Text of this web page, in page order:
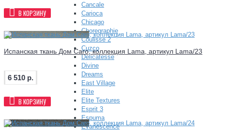
Cancale
Carioca
Chicago
Choregraphie
Coulisse 2
Cuzco
Delicatesse
Divine
Dreams
East Village
Elite
Elite Textures
Esprit 3
Espuma
Evanescence
В КОРЗИНУ
Испанская ткань Дом Caro, коллекция Lama, артикул Lama/23
6 510 р.
В КОРЗИНУ